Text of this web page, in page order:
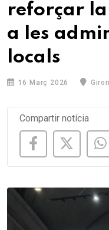
reforçar
a les
locals
16 Març 2026
Compartir notícia